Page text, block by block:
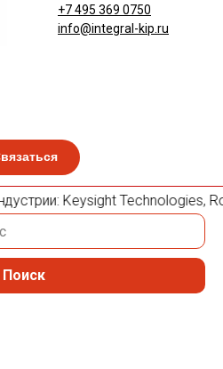
+7 495 369 0750
info@integral-kip.ru
Keysight Technologies,
Поиск